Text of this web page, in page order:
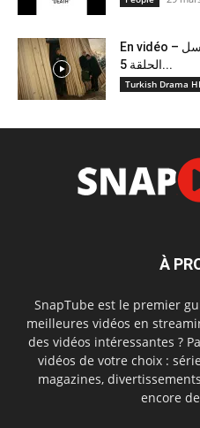
En vidéo – من هو القاتل الحقيقي؟ – مسلسل
الحلقة 5...
Turkish Drama
À
SnapTube est le premier
meilleures vidéos en
des vidéos intéressantes ?
vidéos de votre choix :
magazines,
encore